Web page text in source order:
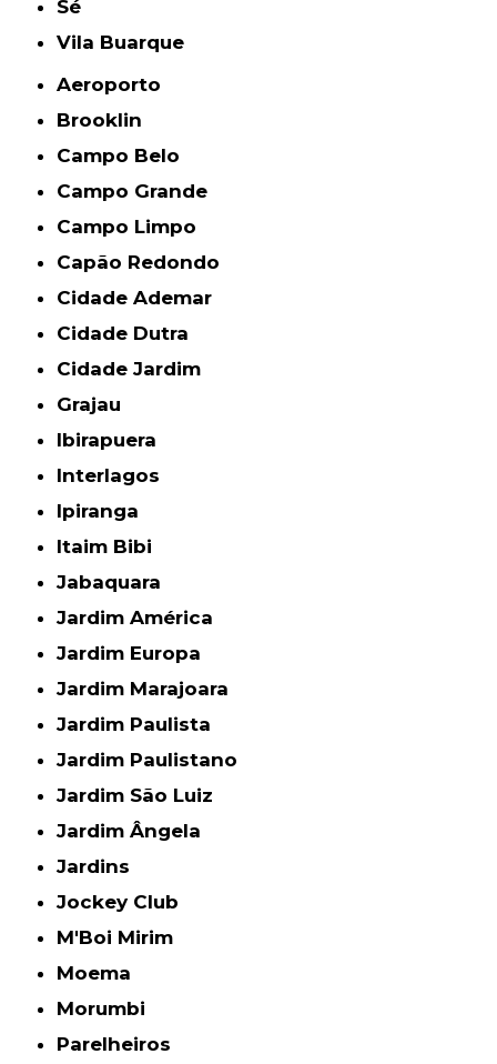
Sé
Vila Buarque
Aeroporto
Brooklin
Campo Belo
Campo Grande
Campo Limpo
Capão Redondo
Cidade Ademar
Cidade Dutra
Cidade Jardim
Grajau
Ibirapuera
Interlagos
Ipiranga
Itaim Bibi
Jabaquara
Jardim América
Jardim Europa
Jardim Marajoara
Jardim Paulista
Jardim Paulistano
Jardim São Luiz
Jardim Ângela
Jardins
Jockey Club
M'Boi Mirim
Moema
Morumbi
Parelheiros